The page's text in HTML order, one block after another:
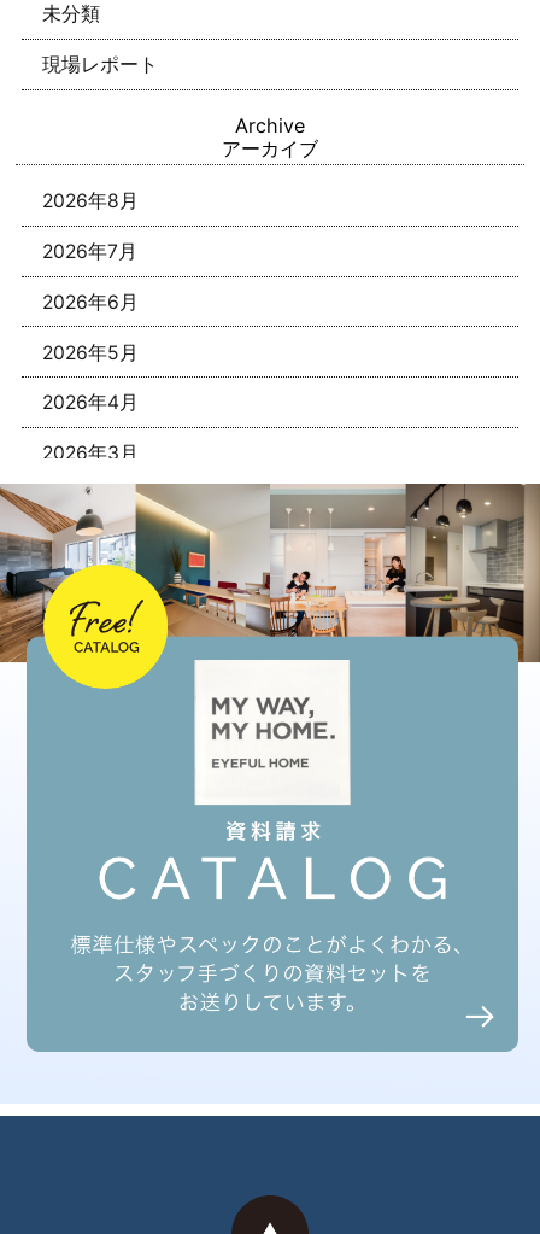
未分類
現場レポート
Archive
アーカイブ
2026年8月
2026年7月
2026年6月
2026年5月
2026年4月
2026年3月
2026年1月
2025年12月
2025年11月
2025年10月
2025年6月
2025年5月
2025年3月
2025年1月
2024年12月